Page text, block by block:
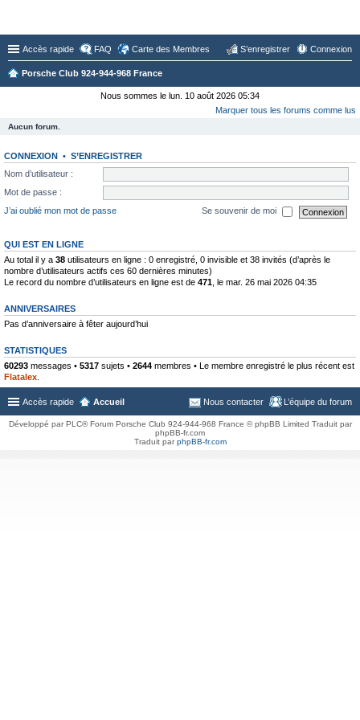
Accès rapide FAQ Carte des Membres Connexion
S’enregistrer
Porsche Club 924-944-968 France
Nous sommes le lun. 10 août 2026 05:34
Marquer tous les forums comme lus
Aucun forum.
CONNEXION • S’ENREGISTRER
Nom d’utilisateur :
Mot de passe :
J’ai oublié mon mot de passe
Se souvenir de moi
QUI EST EN LIGNE
Au total il y a 38 utilisateurs en ligne : 0 enregistré, 0 invisible et 38 invités (d’après le
nombre d’utilisateurs actifs ces 60 dernières minutes)
Le record du nombre d’utilisateurs en ligne est de 471 , le mar. 26 mai 2026 04:35
ANNIVERSAIRES
Pas d’anniversaire à fêter aujourd’hui
STATISTIQUES
60293 messages • 5317 sujets • 2644 membres • Le membre enregistré le plus récent est
Flatalex
Accès rapide Accueil L’équipe du forum
Nous contacter
Développé par PLC® Forum Porsche Club 924-944-968 France © phpBB Limited Traduit par
phpBB-fr.com
Traduit parphpBB-fr.com